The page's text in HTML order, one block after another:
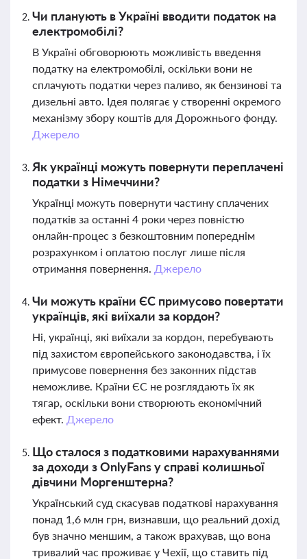
Чи планують в Україні вводити податок на
електромобілі?
В Україні обговорюють можливість введення
податку на електромобілі, оскільки вони не
сплачують податки через паливо, як бензинові та
дизельні авто. Ідея полягає у створенні окремого
механізму збору коштів для Дорожнього фонду.
Джерело
Як українці можуть повернути переплачені
податки з Німеччини?
Українці можуть повернути частину сплачених
податків за останні 4 роки через повністю
онлайн-процес з безкоштовним попереднім
розрахунком і оплатою послуг лише після
отримання повернення. Джерело
Чи можуть країни ЄС примусово повертати
українців, які виїхали за кордон?
Ні, українці, які виїхали за кордон, перебувають
під захистом європейського законодавства, і їх
примусове повернення без законних підстав
неможливе. Країни ЄС не розглядають їх як
тягар, оскільки вони створюють економічний
ефект. Джерело
Що сталося з податковими нарахуваннями
за доходи з OnlyFans у справі колишньої
дівчини Моргенштерна?
Український суд скасував податкові нарахування
понад 1,6 млн грн, визнавши, що реальний дохід
був значно меншим, а також врахував, що вона
тривалий час проживає у Чехії, що ставить під